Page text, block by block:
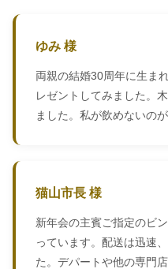
ゆみ 様
両親の結婚30周年に生ま
レゼントしてみました。
ました。私が飲めないの
猫山市長 様
新年会の主賓ご指定のビ
っています。配送は迅速
た。デパートや他の専門